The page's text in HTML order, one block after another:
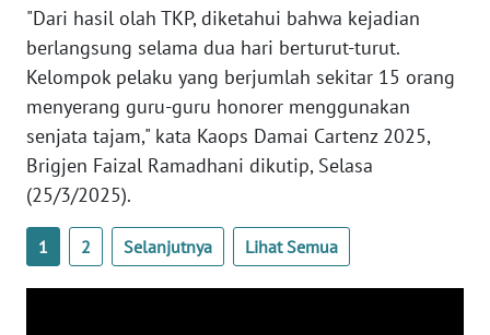
"Dari hasil olah TKP, diketahui bahwa kejadian
berlangsung selama dua hari berturut-turut.
Kelompok pelaku yang berjumlah sekitar 15 orang
menyerang guru-guru honorer menggunakan
senjata tajam," kata Kaops Damai Cartenz 2025,
Brigjen Faizal Ramadhani dikutip, Selasa
(25/3/2025).
1 2 Selanjutnya Lihat Semua
WN
BABEL
WN
SUMBAR
WN
SUMSEL
WN
BENGKULU